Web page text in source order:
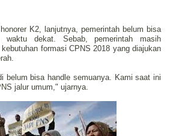
K2, lanjutnya, pemerintah belum bisa
waktu dekat. Sebab, pemerintah masih
formasi CPNS 2018 yang diajukan
belum bisa handle semuanya. Kami saat ini
jalur umum," ujarnya.